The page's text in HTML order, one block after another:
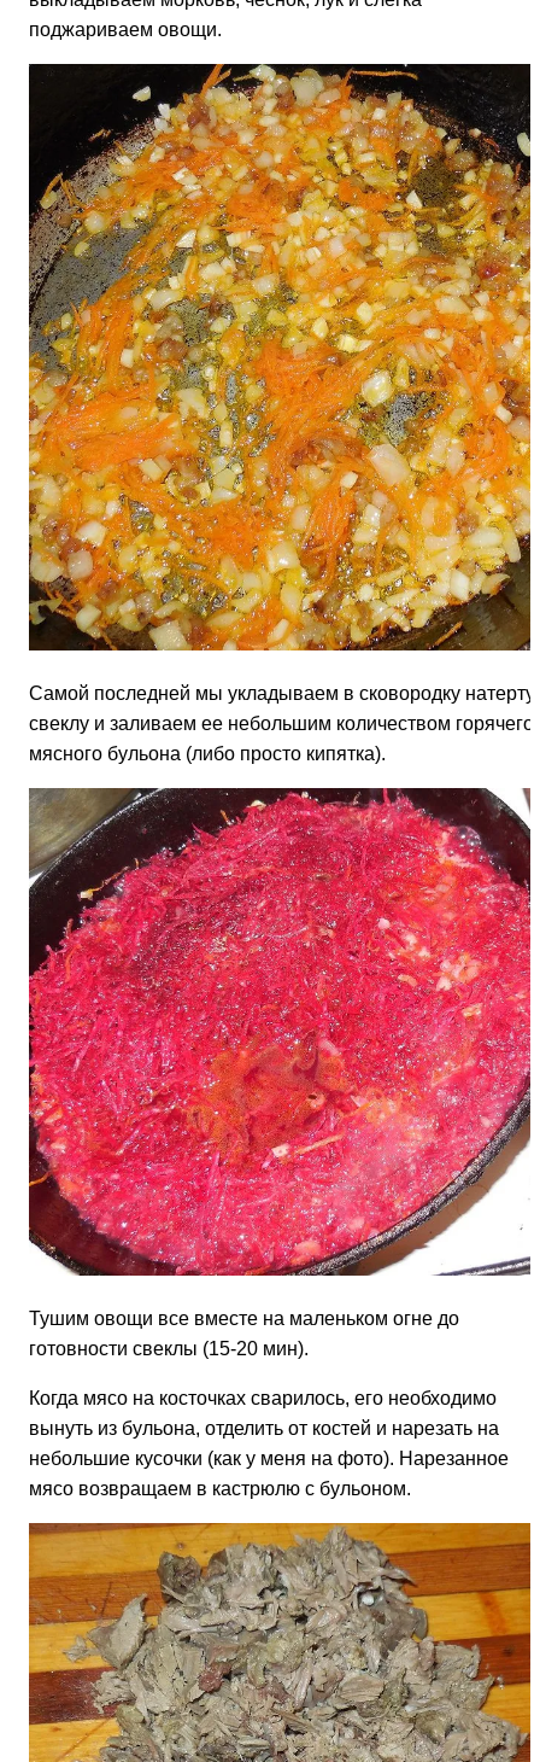
поджариваем овощи.
Самой последней мы укладываем в сковородку
свеклу и заливаем ее небольшим количеством горячего
мясного бульона (либо просто кипятка).
Тушим овощи все вместе на маленьком огне до
готовности свеклы (15-20 мин).
Когда мясо на косточках сварилось, его необходимо
вынуть из бульона, отделить от костей и нарезать на
небольшие кусочки (как у меня на фото). Нарезанное
мясо возвращаем в кастрюлю с бульоном.